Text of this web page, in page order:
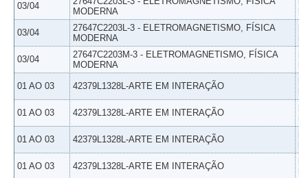
03/04
MODERNA
03/04
27647C2203L-3 - ELETROMAGNETISMO, FÍSICA
MODERNA
03/04
27647C2203M-3 - ELETROMAGNETISMO, FÍSICA
MODERNA
01 AO 03 42379L1328L-ARTE EM INTERAÇÃO
01 AO 03 42379L1328L-ARTE EM INTERAÇÃO
01 AO 03 42379L1328L-ARTE EM INTERAÇÃO
01 AO 03 42379L1328L-ARTE EM INTERAÇÃO